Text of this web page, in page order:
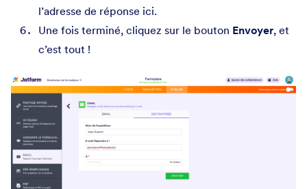
l’adresse de réponse ici.
Une fois terminé, cliquez sur le bouton Envoyer, et
c’est tout !